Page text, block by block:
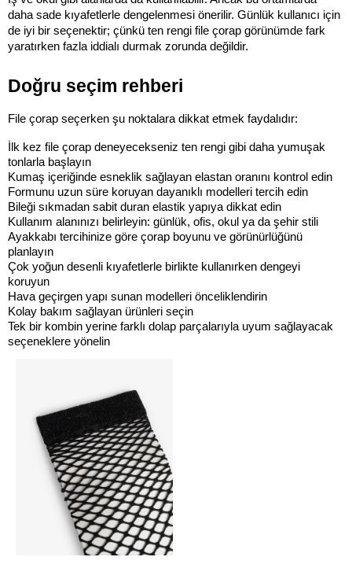
daha sade kıyafetlerle dengelenmesi önerilir. Günlük kullanıcı için
de iyi bir seçenektir; çünkü ten rengi file çorap görünümde fark
yaratırken fazla iddialı durmak zorunda değildir.
Doğru seçim rehberi
File çorap seçerken şu noktalara dikkat etmek faydalıdır:
İlk kez file çorap deneyecekseniz ten rengi gibi daha yumuşak
tonlarla başlayın
Kumaş içeriğinde esneklik sağlayan elastan oranını kontrol edin
Formunu uzun süre koruyan dayanıklı modelleri tercih edin
Bileği sıkmadan sabit duran elastik yapıya dikkat edin
Kullanım alanınızı belirleyin: günlük, ofis, okul ya da şehir stili
Ayakkabı tercihinize göre çorap boyunu ve görünürlüğünü
planlayın
Çok yoğun desenli kıyafetlerle birlikte kullanırken dengeyi
koruyun
Hava geçirgen yapı sunan modelleri önceliklendirin
Kolay bakım sağlayan ürünleri seçin
Tek bir kombin yerine farklı dolap parçalarıyla uyum sağlayacak
seçeneklere yönelin